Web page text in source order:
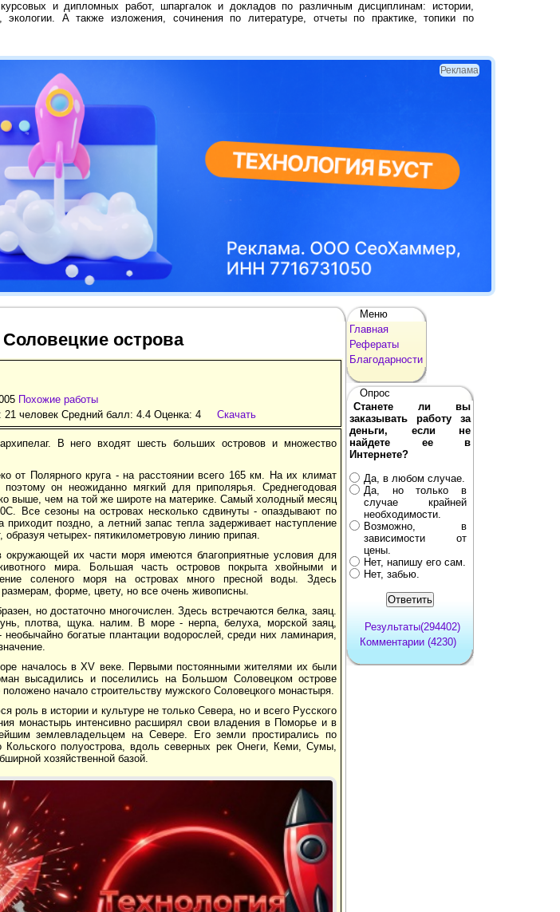
и дипломных работ, шпаргалок и докладов по различным дисциплинам: истории,
А также изложения, сочинения по литературе, отчеты по практике, топики по
Реклама
острова
Похожие работы
21 человек Средний балл: 4.4 Оценка: 4 Скачать
В него входят шесть больших островов и множество
от Полярного круга - на расстоянии всего 165 км. На их климат
он неожиданно мягкий для приполярья. Среднегодовая
выше, чем на той же широте на материке. Самый холодный месяц
Все сезоны на островах несколько сдвинуты - опаздывают по
поздно, а летний запас тепла задерживает наступление
четырех- пятикилометровую линию припая.
окружающей их части моря имеются благоприятные условия для
мира. Большая часть островов покрыта хвойными и
соленого моря на островах много пресной воды. Здесь
форме, цвету, но все очень живописны.
но достаточно многочислен. Здесь встречаются белка, заяц.
плотва, щука. налим. В море - нерпа, белуха, морской заяц,
богатые плантации водорослей, среди них ламинария,
началось в XV веке. Первыми постоянными жителями их были
высадились и поселились на Большом Соловецком острове
начало строительству мужского Соловецкого монастыря.
в истории и культуре не только Севера, но и всего Русского
монастырь интенсивно расширял свои владения в Поморье и в
землевладельцем на Севере. Его земли простирались по
полуострова, вдоль северных рек Онеги, Кеми, Сумы,
хозяйственной базой.
Меню
Главная
Рефераты
Благодарности
Опрос
Станете ли вы
заказывать работу за
деньги, если не
найдете ее в
Интернете?
Да, в любом случае.
Да, но только в
случае крайней
необходимости.
Возможно, в
зависимости от
цены.
Нет, напишу его сам.
Нет, забью.
Результаты(294402)
Комментарии (4230)